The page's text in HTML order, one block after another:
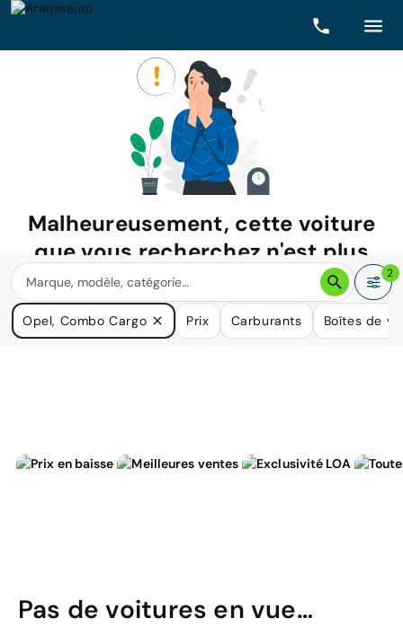
Malheureusement, cette voiture
que vous recherchez n'est plus
disponible.
Nous avons de nombreuses voitures qui pourraient répondre
à vos besoins.
2
Opel, Combo Cargo Prix Carburants Boîtes de
Pas de voitures en vue…